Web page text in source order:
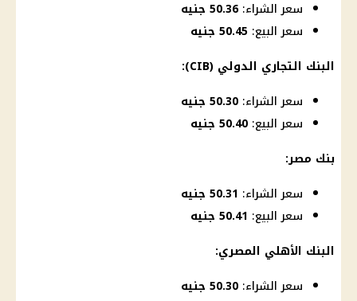
سعر الشراء:50.36 جنيه
سعر البيع: 50.45 جنيه
البنك التجاري الدولي (CIB):
سعر الشراء: 50.30 جنيه
سعر البيع: 50.40 جنيه
بنك مصر:
سعر الشراء: 50.31 جنيه
سعر البيع: 50.41 جنيه
البنك الأهلي المصري:
سعر الشراء: 50.30 جنيه